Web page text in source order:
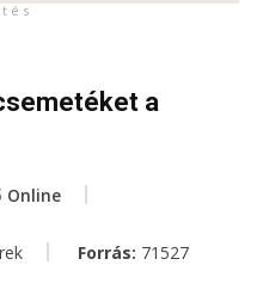
é s
a
Online
Forrás: 71527